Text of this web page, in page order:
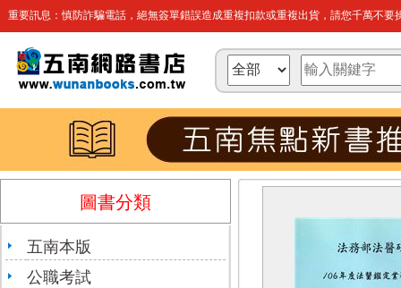
重要訊息：慎防詐騙電話，絕無簽單錯誤造成重複扣款或重複出貨，請您千萬不要
圖書分類
五南本版
公職考試